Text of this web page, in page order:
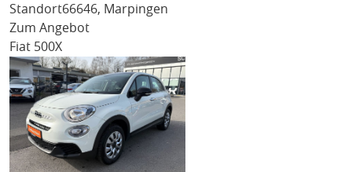
Standort66646, Marpingen
Zum Angebot
Fiat 500X